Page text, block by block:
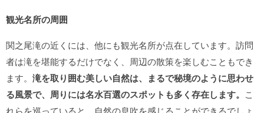
観光名所の周囲
関之尾滝の近くには、他にも観光名所が点在しています。訪問
者は滝を堪能するだけでなく、周辺の散策を楽しむこともでき
ます。 滝を取り囲む美しい自然は、まるで秘境のように思わせ
る風景で、周りには名水百選のスポットも多く存在します。 こ
れらを巡っていると、自然の息吹を感じることができるでしょ